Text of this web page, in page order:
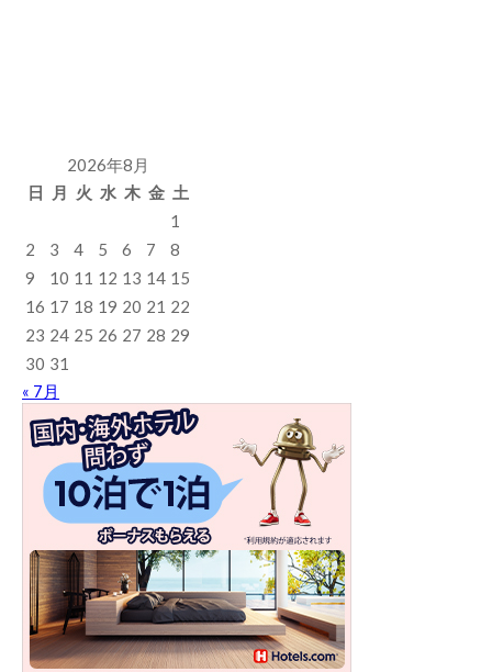
2026年8月
日
月 火 水 木 金 土
1
2
3 4 5 6 7
8
9
10 11 12 13 14 15
16 17 18 19 20 21 22
23 24 25 26 27 28 29
30 31
« 7月